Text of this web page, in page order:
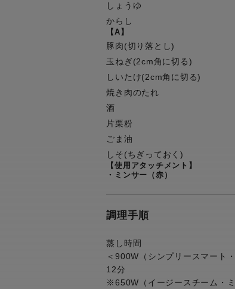
しょうゆ
からし
【A】
豚肉(切り落とし)
玉ねぎ(2cm角に切る)
しいたけ(2cm角に切る)
焼き肉のたれ
酒
片栗粉
ごま油
しそ(ちぎっておく)
【使用アタッチメント】
・ミンサー（赤）
調理手順
蒸し時間
＜900W（シンプリースマート
12分
※650W（イージースチーム・